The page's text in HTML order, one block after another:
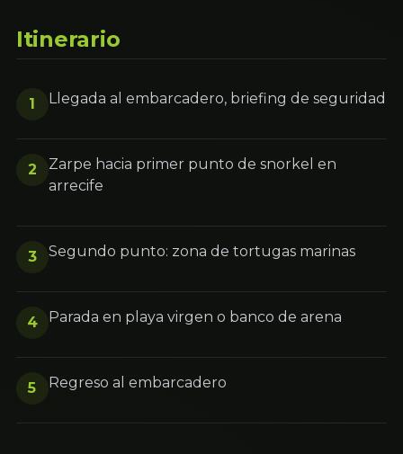
Itinerario
1 Llegada al embarcadero, briefing de seguridad
2
Zarpe hacia primer punto de snorkel en
arrecife
3 Segundo punto: zona de tortugas marinas
4 Parada en playa virgen o banco de arena
5 Regreso al embarcadero